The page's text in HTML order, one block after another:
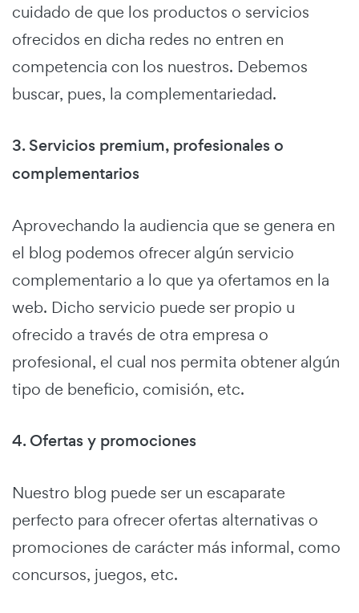
cuidado de que los productos o servicios
ofrecidos en dicha redes no entren en
competencia con los nuestros. Debemos
buscar, pues, la complementariedad.
3. Servicios premium, profesionales o
complementarios
Aprovechando la audiencia que se genera en
el blog podemos ofrecer algún servicio
complementario a lo que ya ofertamos en la
web. Dicho servicio puede ser propio u
ofrecido a través de otra empresa o
profesional, el cual nos permita obtener algún
tipo de beneficio, comisión, etc.
4. Ofertas y promociones
Nuestro blog puede ser un escaparate
perfecto para ofrecer ofertas alternativas o
promociones de carácter más informal, como
concursos, juegos, etc.